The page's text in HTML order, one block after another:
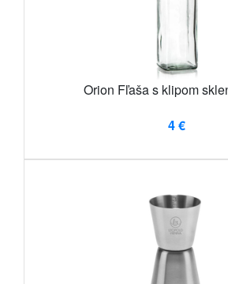
Orion Fľaša s klipom
4 €